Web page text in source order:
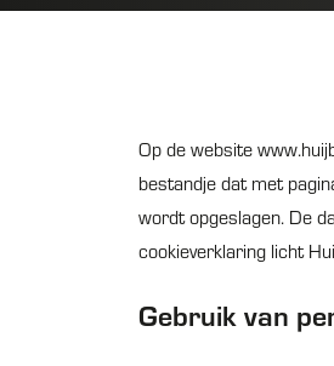
Op de website
bestandje dat met
wordt opgeslagen. De
cookieverklaring licht
Gebruik van